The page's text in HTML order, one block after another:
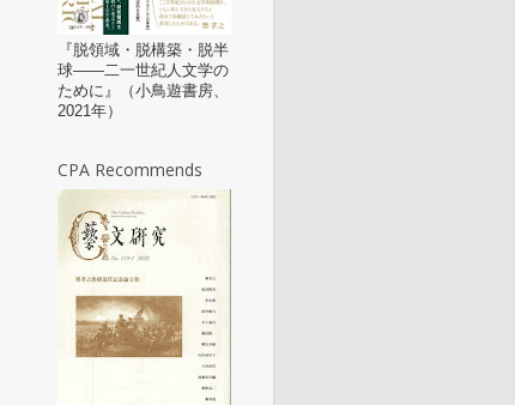
『脱領域・脱構築・脱半
球——二一世紀人文学の
ために』（小鳥遊書房、
2021年）
CPA Recommends